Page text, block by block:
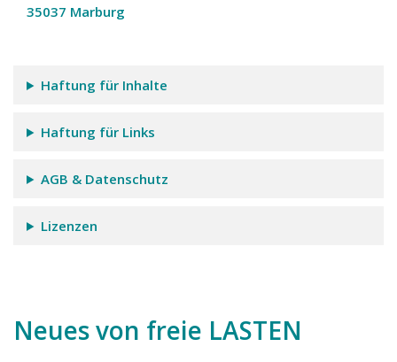
35037 Marburg
Haftung für Inhalte
Haftung für Links
AGB & Datenschutz
Lizenzen
Neues von freie LASTEN